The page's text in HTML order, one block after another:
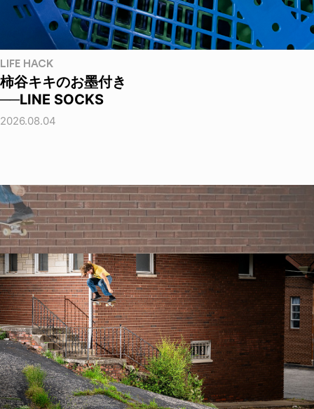
LIFE HACK
柿谷キキのお墨付き
──LINE SOCKS
2026.08.04